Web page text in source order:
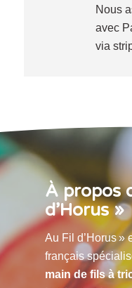
Nous
avec
via
À propos
d’Horus »
Au Fil d’Horus »
français
main de fils à